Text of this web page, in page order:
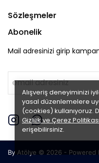
Alışveriş deneyiminizi
yasal düzenlemelere
(cookies) kullanıyoruz.
Gizlilik ve Çerez Politikası
erişebilirsiniz.
Sözleşmeler
Abonelik
Mail adresinizi girip
By Atölye © 2026 - Powered